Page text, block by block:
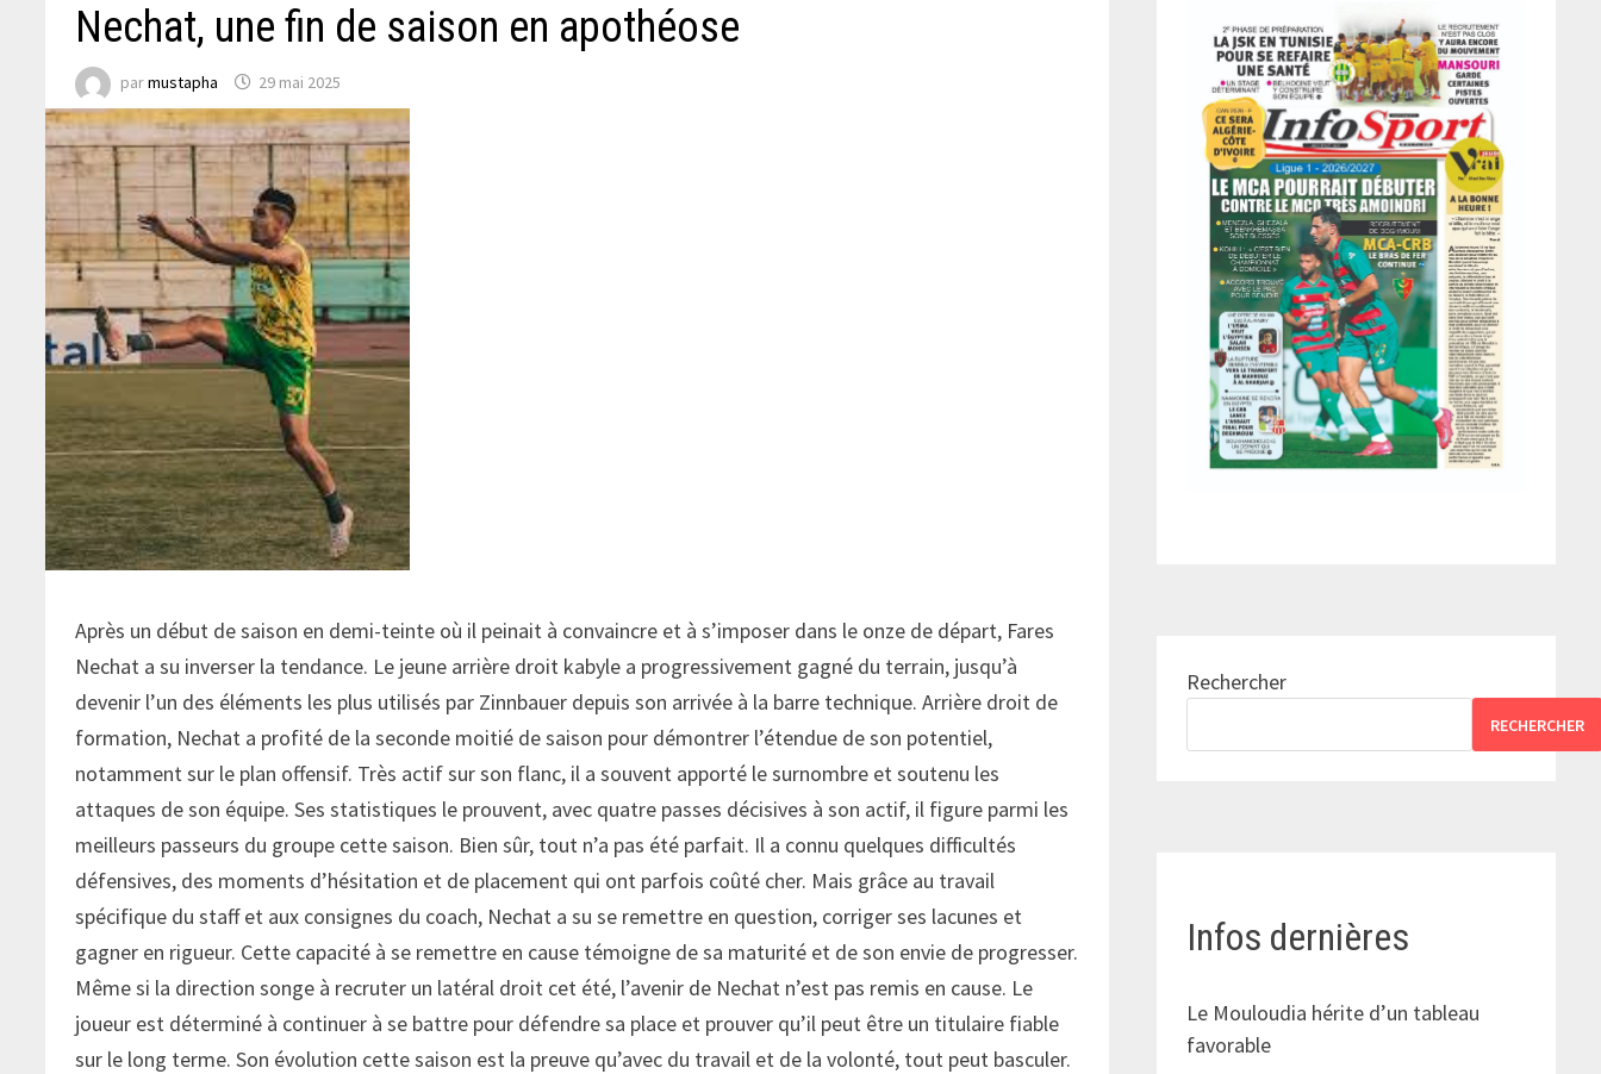
Nechat, une fin de saison en apothéose
parmustapha 29 mai 2025
Après un début de saison en demi-teinte où il peinait à convaincre et à s’imposer dans le onze de départ, Fares
Nechat a su inverser la tendance. Le jeune arrière droit kabyle a progressivement gagné du terrain, jusqu’à
devenir l’un des éléments les plus utilisés par Zinnbauer depuis son arrivée à la barre technique. Arrière droit de
formation, Nechat a profité de la seconde moitié de saison pour démontrer l’étendue de son potentiel,
notamment sur le plan offensif. Très actif sur son flanc, il a souvent apporté le surnombre et soutenu les
attaques de son équipe. Ses statistiques le prouvent, avec quatre passes décisives à son actif, il figure parmi les
meilleurs passeurs du groupe cette saison. Bien sûr, tout n’a pas été parfait. Il a connu quelques difficultés
défensives, des moments d’hésitation et de placement qui ont parfois coûté cher. Mais grâce au travail
spécifique du staff et aux consignes du coach, Nechat a su se remettre en question, corriger ses lacunes et
gagner en rigueur. Cette capacité à se remettre en cause témoigne de sa maturité et de son envie de progresser.
Même si la direction songe à recruter un latéral droit cet été, l’avenir de Nechat n’est pas remis en cause. Le
joueur est déterminé à continuer à se battre pour défendre sa place et prouver qu’il peut être un titulaire fiable
sur le long terme. Son évolution cette saison est la preuve qu’avec du travail et de la volonté, tout peut basculer.
Rechercher
RECHERCHER
Infos dernières
Le Mouloudia hérite d’un tableau
favorable